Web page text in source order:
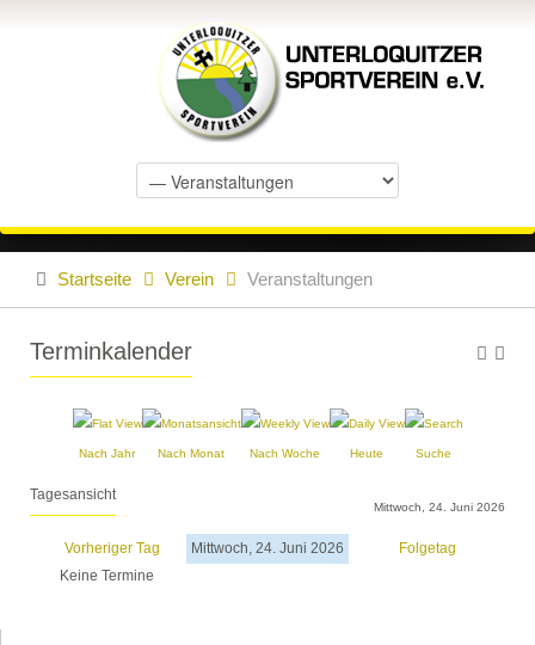
Startseite Verein Veranstaltungen
Terminkalender
Nach Jahr Nach Monat Nach Woche Heute Suche
Tagesansicht
Mittwoch, 24. Juni 2026
Vorheriger Tag Mittwoch, 24. Juni 2026
Folgetag
Keine Termine